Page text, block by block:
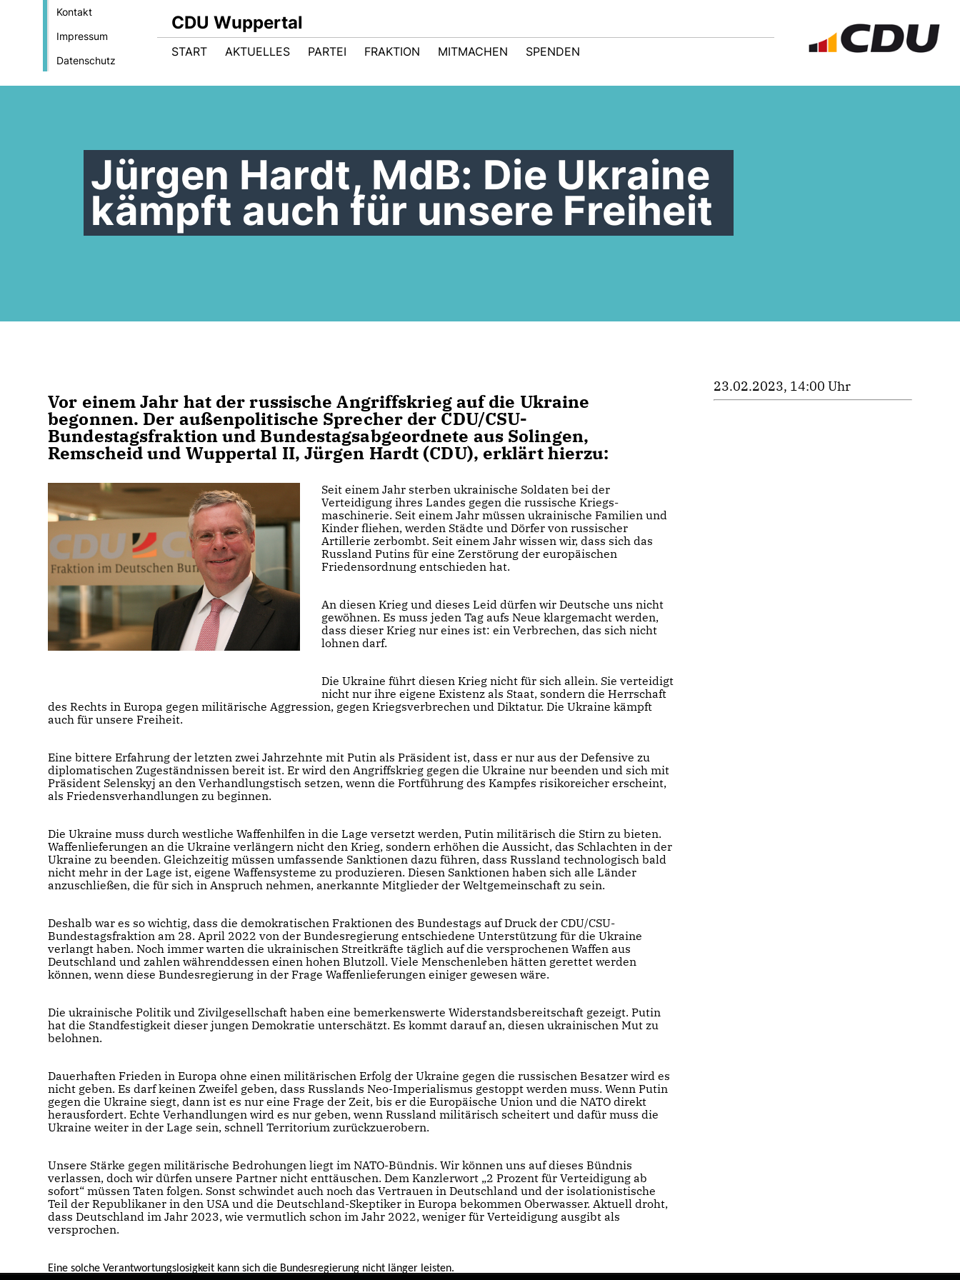
Kontakt
Impressum
Datenschutz
CDU Wuppertal
START AKTUELLES PARTEI FRAKTION MITMACHEN SPENDEN
Jürgen Hardt, MdB: Die Ukraine
kämpft auch für unsere Freiheit
Vor einem Jahr hat der russische Angriffskrieg auf die Ukraine
begonnen. Der außenpolitische Sprecher der CDU/CSU-
Bundestagsfraktion und Bundestagsabgeordnete aus Solingen,
Remscheid und Wuppertal II, Jürgen Hardt (CDU), erklärt hierzu:
Seit einem Jahr sterben ukrainische Soldaten bei der
Verteidigung ihres Landes gegen die russische Kriegs­
maschinerie. Seit einem Jahr müssen ukrainische Familien und
Kinder fliehen, werden Städte und Dörfer von russischer
Artillerie zerbombt. Seit einem Jahr wissen wir, dass sich das
Russland Putins für eine Zerstörung der europäischen
Friedensordnung entschieden hat.
An diesen Krieg und dieses Leid dürfen wir Deutsche uns nicht
gewöhnen. Es muss jeden Tag aufs Neue klargemacht werden,
dass dieser Krieg nur eines ist: ein Verbrechen, das sich nicht
lohnen darf.
Die Ukraine führt diesen Krieg nicht für sich allein. Sie verteidigt
nicht nur ihre eigene Existenz als Staat, sondern die Herrschaft
des Rechts in Europa gegen militärische Aggression, gegen Kriegsverbrechen und Diktatur. Die Ukraine kämpft
auch für unsere Freiheit.
Eine bittere Erfahrung der letzten zwei Jahrzehnte mit Putin als Präsident ist, dass er nur aus der Defensive zu
diplo­ma­tischen Zugeständnissen bereit ist. Er wird den Angriffskrieg gegen die Ukraine nur beenden und sich mit
Präsident Selenskyj an den Verhandlungstisch setzen, wenn die Fortführung des Kampfes risikoreicher erscheint,
als Friedensverhandlungen zu beginnen.
Die Ukraine muss durch westliche Waffenhilfen in die Lage versetzt werden, Putin militärisch die Stirn zu bieten.
Waffenlieferungen an die Ukraine verlängern nicht den Krieg, sondern erhöhen die Aussicht, das Schlachten in der
Ukraine zu beenden. Gleichzeitig müssen umfassende Sanktionen dazu führen, dass Russland technologisch bald
nicht mehr in der Lage ist, eigene Waffensysteme zu produzieren. Diesen Sanktionen haben sich alle Länder
anzuschließen, die für sich in Anspruch nehmen, anerkannte Mitglieder der Weltgemeinschaft zu sein.
Deshalb war es so wichtig, dass die demokratischen Fraktionen des Bundestags auf Druck der CDU/CSU-
Bundestagsfraktion am 28. April 2022 von der Bundes­regierung entschiedene Unterstützung für die Ukraine
verlangt haben. Noch immer warten die ukrainischen Streitkräfte täglich auf die versprochenen Waffen aus
Deutschland und zahlen währenddessen einen hohen Blutzoll. Viele Menschenleben hätten gerettet werden
können, wenn diese Bundesregierung in der Frage Waffenlieferungen einiger gewesen wäre.
Die ukrainische Politik und Zivilgesellschaft haben eine bemerkenswerte Widerstandsbereitschaft gezeigt. Putin
hat die Standfestigkeit dieser jungen Demokratie unterschätzt. Es kommt darauf an, diesen ukrainischen Mut zu
belohnen.
Dauerhaften Frieden in Europa ohne einen militärischen Erfolg der Ukraine gegen die russischen Besatzer wird es
nicht geben. Es darf keinen Zweifel geben, dass Russlands Neo-Imperialismus gestoppt werden muss. Wenn Putin
gegen die Ukraine siegt, dann ist es nur eine Frage der Zeit, bis er die Europäische Union und die NATO direkt
heraus­fordert. Echte Verhandlungen wird es nur geben, wenn Russland militärisch scheitert und dafür muss die
Ukraine weiter in der Lage sein, schnell Territorium zurück­zuerobern.
Unsere Stärke gegen militärische Bedrohungen liegt im NATO-Bündnis. Wir können uns auf dieses Bündnis
verlassen, doch wir dürfen unsere Partner nicht ent­täuschen. Dem Kanzlerwort „2 Prozent für Verteidigung ab
sofort“ müssen Taten folgen. Sonst schwindet auch noch das Vertrauen in Deutschland und der isolationistische
Teil der Republikaner in den USA und die Deutschland-Skeptiker in Europa bekommen Oberwasser. Aktuell droht,
dass Deutschland im Jahr 2023, wie vermutlich schon im Jahr 2022, weniger für Verteidigung ausgibt als
versprochen.
Eine solche Verantwortungslosigkeit kann sich die Bundesregierung nicht länger leisten.
23.02.2023, 14:00 Uhr